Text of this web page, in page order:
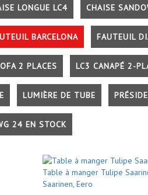
LONGUE LC4 CHAISE
BARCELONA FAUTEUIL
2 PLACES LC3 CANAPÉ 2-
LUMIÈRE DE TUBE
24 EN STOCK
Table à manger Tulipe
Saarinen, Eero